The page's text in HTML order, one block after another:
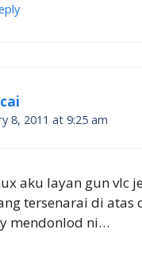
8, 2011 at 9:25 am
aku layan gun vlc
tersenarai di
mendonlod ni…